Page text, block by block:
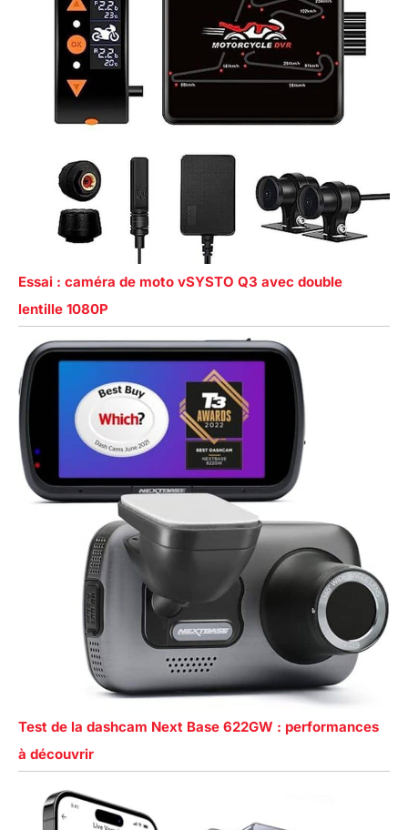
Essai : caméra de moto vSYSTO Q3 avec double
lentille 1080P
Test de la dashcam Next Base 622GW : performances
à découvrir